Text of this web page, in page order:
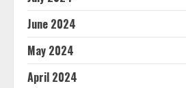
June 2024
May 2024
April 2024